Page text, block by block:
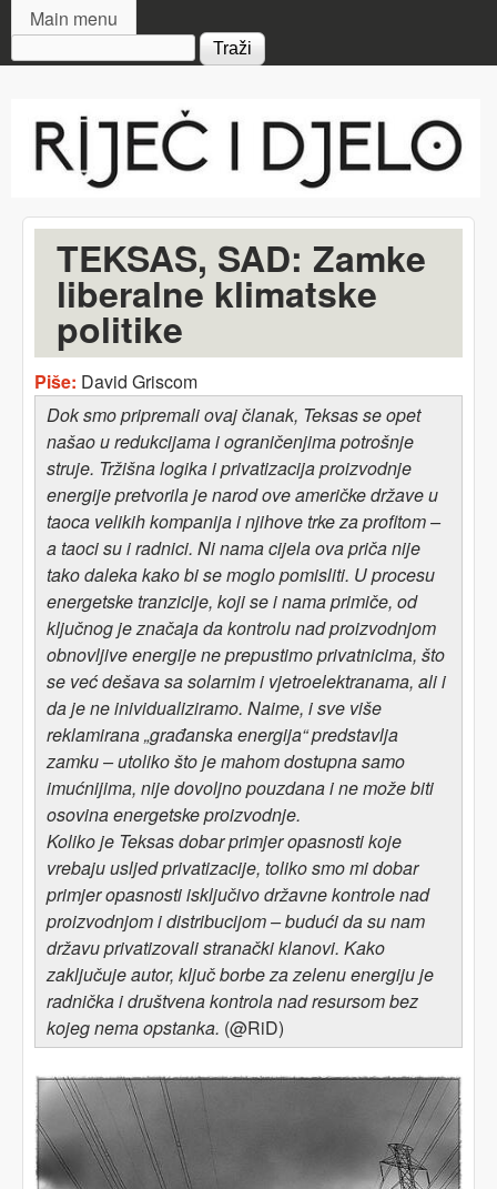
MAIN MENU
Main menu
Search form
i djelo
TEKSAS, SAD: Zamke
liberalne klimatske
politike
Piše: David Griscom
Dok smo pripremali ovaj članak, Teksas se opet
našao u redukcijama i ograničenjima potrošnje
struje. Tržišna logika i privatizacija proizvodnje
energije pretvorila je narod ove američke države u
taoca velikih kompanija i njihove trke za profitom –
a taoci su i radnici. Ni nama cijela ova priča nije
tako daleka kako bi se moglo pomisliti. U procesu
energetske tranzicije, koji se i nama primiče, od
ključnog je značaja da kontrolu nad proizvodnjom
obnovljive energije ne prepustimo privatnicima, što
se već dešava sa solarnim i vjetroelektranama, ali i
da je ne inividualiziramo. Naime, i sve više
reklamirana „građanska energija“ predstavlja
zamku – utoliko što je mahom dostupna samo
imućnijima, nije dovoljno pouzdana i ne može biti
osovina energetske proizvodnje.
Koliko je Teksas dobar primjer opasnosti koje
vrebaju usljed privatizacije, toliko smo mi dobar
primjer opasnosti isključivo državne kontrole nad
proizvodnjom i distribucijom – budući da su nam
državu privatizovali stranački klanovi. Kako
zaključuje autor, ključ borbe za zelenu energiju je
radnička i društvena kontrola nad resursom bez
kojeg nema opstanka. (@RiD)